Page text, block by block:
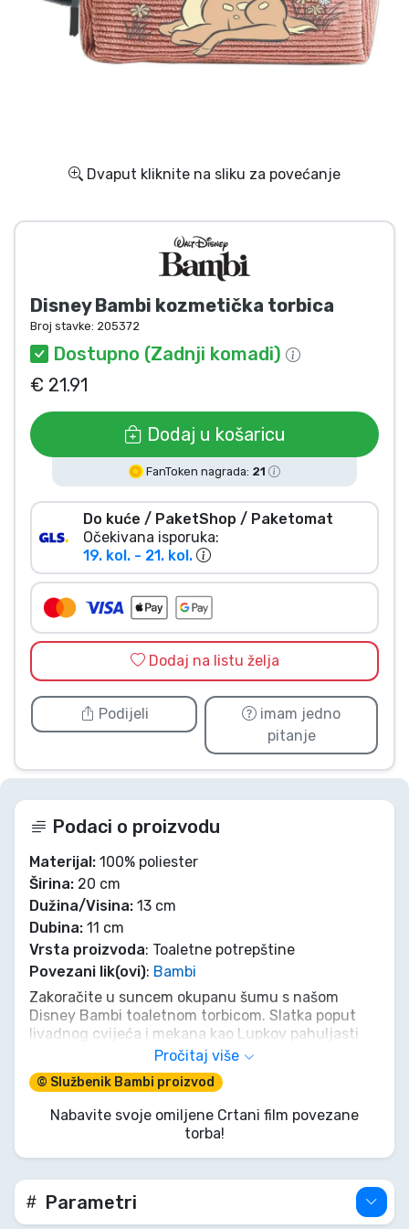
Dvaput kliknite na sliku za povećanje
Disney Bambi kozmetička torbica
Broj stavke: 205372
Dostupno (Zadnji komadi)
€ 21.91
Dodaj u košaricu
FanToken nagrada: 21
Do kuće / PaketShop / Paketomat
Očekivana isporuka:
19. kol. - 21. kol.
Dodaj na listu želja
Podijeli
imam jedno
pitanje
Podaci o proizvodu
Materijal: 100% poliester
Širina: 20 cm
Dužina/Visina: 13 cm
Dubina: 11 cm
Vrsta proizvoda: Toaletne potrepštine
Povezani lik(ovi): Bambi
Zakoračite u suncem okupanu šumu s našom
Disney Bambi toaletnom torbicom. Slatka poput
livadnog cvijeća i mekana kao Lupkov pahuljasti
repić (taj preslatki pompon!), savršeno je malo
skrovište za vaše potrepštine. Neka vas Bambijev
nježan pogled i nevini šarm prate, unoseći dašak
šumske čarolije u vaš dan. Ako se osjećate pomalo
'zaljubljeno' zbog njezine slatkoće, potpuno
razumijemo. Jednostavno je jelen-stveno ljupka!
Pročitaj više
© Službenik Bambi proizvod
Nabavite svoje omiljene Crtani film povezane
torba!
Parametri
Dostava i plaćanje
TV serija proizvodi
Crtani proizvodi
Anime proizvodi
Gamer proizvodi
Sportski proizvodi
Glazbeni proizvodi
Vrste proizvoda
Marke